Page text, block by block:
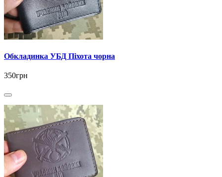
Обкладинка УБД Піхота чорна
350грн